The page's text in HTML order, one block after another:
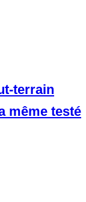
terrain
même testé